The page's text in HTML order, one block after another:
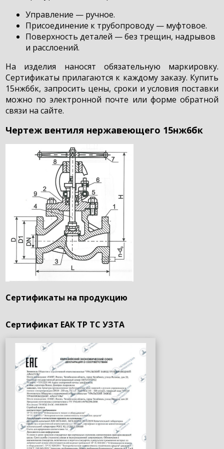
Управление — ручное.
Присоединение к трубопроводу — муфтовое.
Поверхность деталей — без трещин, надрывов
и расслоений.
На изделия наносят обязательную маркировку.
Сертификаты прилагаются к каждому заказу. Купить
15нж6бк, запросить цены, сроки и условия поставки
можно по электронной почте или форме обратной
связи на сайте.
Чертеж вентиля нержавеющего 15нж6бк
Сертификаты на продукцию
Сертификат ЕАК ТР ТС УЗТА